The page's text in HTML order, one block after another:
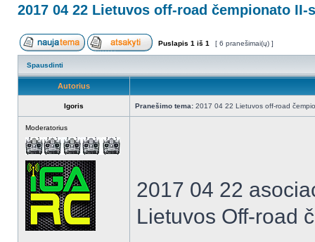
2017 04 22 Lietuvos off-road čempionato II-
Puslapis 1 iš 1 [ 6 pranešimai(ų) ]
Spausdinti
Autorius
Igoris Pranešimo tema: 2017 04 22 Lietuvos off-road
Moderatorius
2017 04 22
Lietuvos Off-road